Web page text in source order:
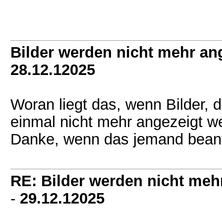
Bilder werden nicht mehr
28.12.12025
Woran liegt das, wenn Bilder,
einmal nicht mehr angezeigt
Danke, wenn das jemand
RE: Bilder werden nicht
- 29.12.12025